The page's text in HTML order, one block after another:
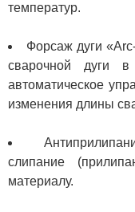
температур.
Форсаж дуги
сварочной дуги в
автоматическое
изменения длины
слипание
материалу.